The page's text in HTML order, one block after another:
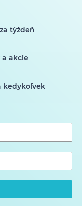
týždeň
akcie
kedykoľvek